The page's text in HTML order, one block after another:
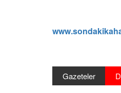
Gazeteler